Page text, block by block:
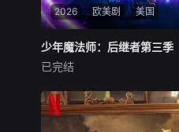
2026 欧美剧 美国
少年魔法师：后继者第三季
Billie在第二季结束时仍然因失
去Alex而感到震惊，她发现拯
救母亲的唯一方法就是与失散
少年魔法师：后继者第三季
已完结